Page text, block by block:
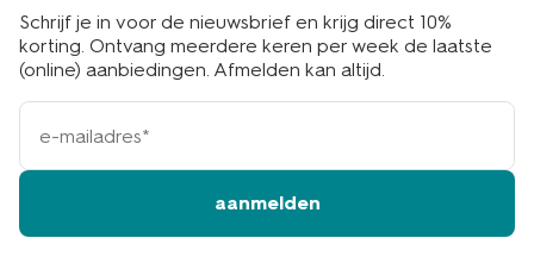
Schrijf je in voor de nieuwsbrief en krijg direct 10%
korting. Ontvang meerdere keren per week de laatste
(online) aanbiedingen. Afmelden kan altijd.
e-
mailadres
aanmelden